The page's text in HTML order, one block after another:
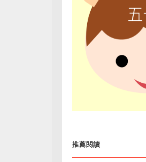
推薦閱讀